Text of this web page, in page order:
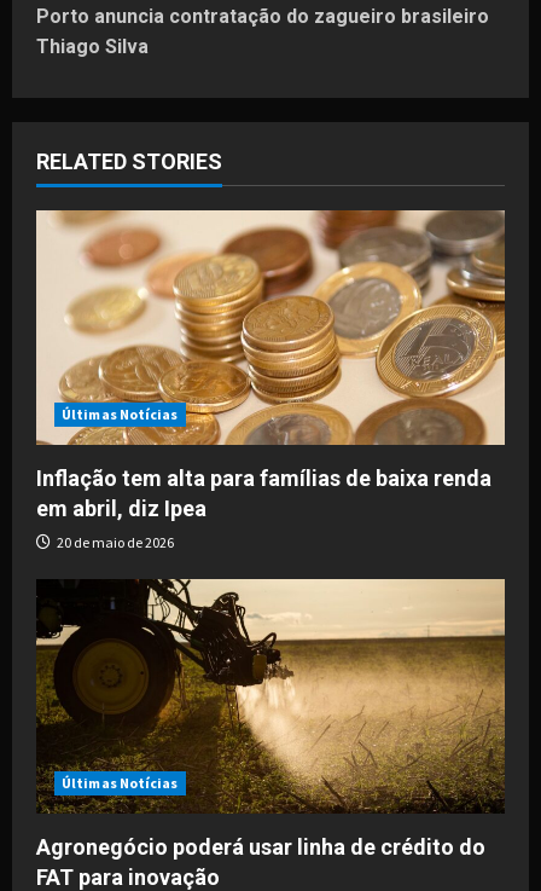
t
a
v
i
o
n
Porto anuncia contratação do zagueiro brasileiro
Thiago Silva
RELATED STORIES
Últimas Notícias
Inflação tem alta para famílias de baixa renda
em abril, diz Ipea
20 de maio de 2026
Últimas Notícias
Agronegócio poderá usar linha de crédito do
FAT para inovação